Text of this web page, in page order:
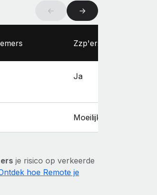
← →
Zzp'ers
Ja
Moeilijk
je risico op verkeerde
hoe Remote je